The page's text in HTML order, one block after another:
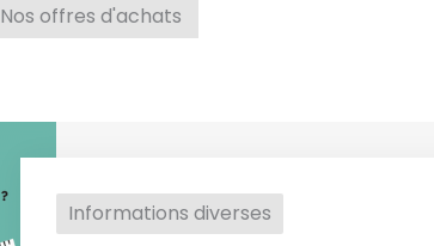
Nos offres d'achats
Informations diverses